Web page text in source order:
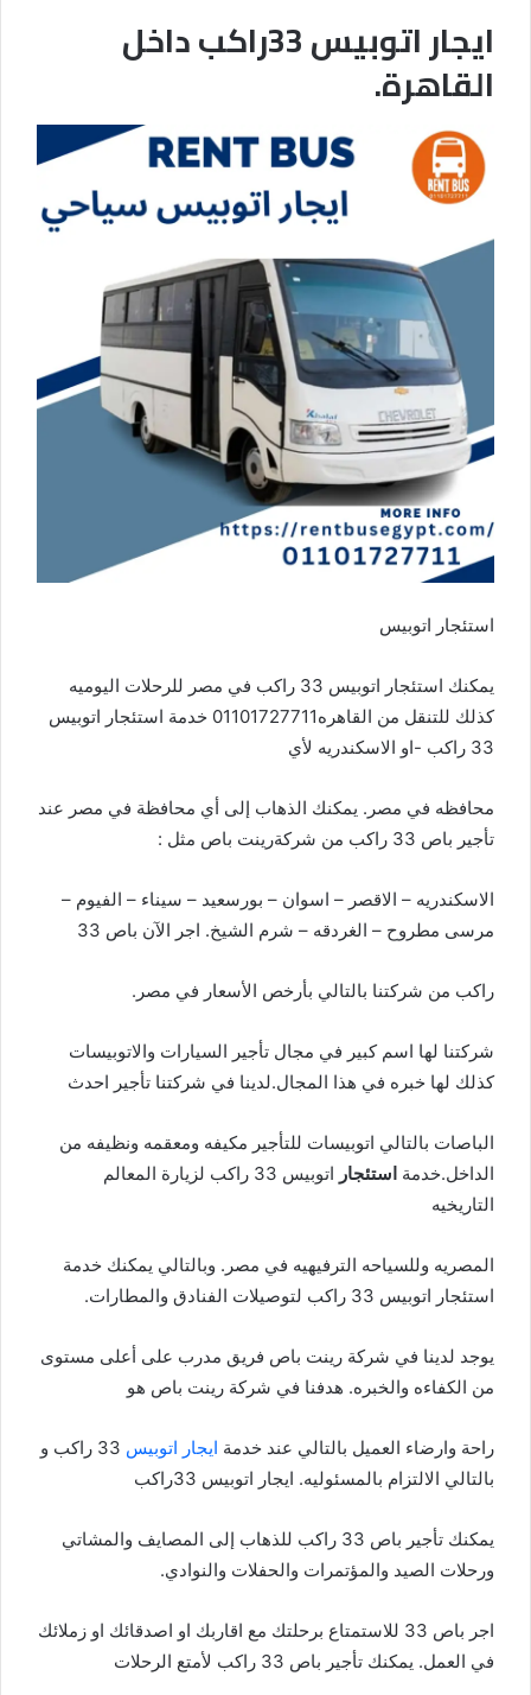
ايجار اتوبيس 33راكب داخل
القاهرة.
استئجار اتوبيس
يمكنك استئجار اتوبيس 33 راكب في مصر للرحلات اليوميه
كذلك للتنقل من القاهره01101727711 خدمة استئجار اتوبيس
33 راكب -او الاسكندريه لأي
محافظه في مصر. يمكنك الذهاب إلى أي محافظة في مصر عند
تأجير باص 33 راكب من شركةرينت باص مثل :
الاسكندريه – الاقصر – اسوان – بورسعيد – سيناء – الفيوم –
مرسى مطروح – الغردقه – شرم الشيخ. اجر الآن باص 33
راكب من شركتنا بالتالي بأرخص الأسعار في مصر.
شركتنا لها اسم كبير في مجال تأجير السيارات والاتوبيسات
كذلك لها خبره في هذا المجال.لدينا في شركتنا تأجير احدث
الباصات بالتالي اتوبيسات للتأجير مكيفه ومعقمه ونظيفه من
الداخل.خدمة استئجار
اتوبيس 33 راكب لزيارة المعالم
التاريخيه
المصريه وللسياحه الترفيهيه في مصر. وبالتالي يمكنك خدمة
استئجار اتوبيس 33 راكب لتوصيلات الفنادق والمطارات.
يوجد لدينا في شركة رينت باص فريق مدرب على أعلى مستوى
من الكفاءه والخبره. هدفنا في شركة رينت باص هو
راحة وارضاء العميل بالتالي عند خدمة ايجار اتوبيس
33 راكب و
بالتالي الالتزام بالمسئوليه. ايجار اتوبيس 33راكب
يمكنك تأجير باص 33 راكب للذهاب إلى المصايف والمشاتي
ورحلات الصيد والمؤتمرات والحفلات والنوادي.
اجر باص 33 للاستمتاع برحلتك مع اقاربك او اصدقائك او زملائك
في العمل. يمكنك تأجير باص 33 راكب لأمتع الرحلات